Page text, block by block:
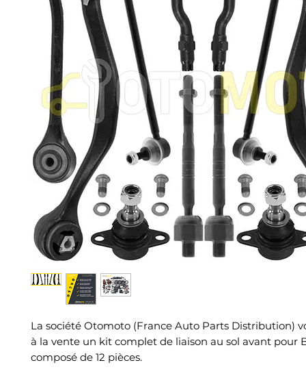
La société Otomoto (France Auto Parts Distribution)
à la vente un kit complet de liaison au sol avant pour
composé de 12 pièces.